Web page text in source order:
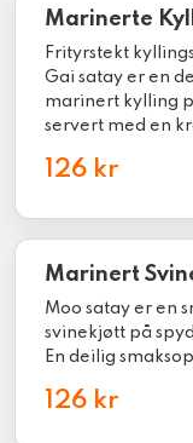
Marinerte
Frityrstekt
Gai satay er en
marinert kylling
servert med en
126 kr
Marinert
Moo satay er en
svinekjøtt på
En deilig
126 kr